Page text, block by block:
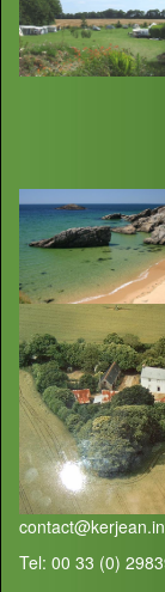
Tel: 00 33 (0)